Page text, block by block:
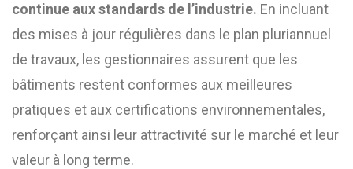
continue aux standards de l’industrie. En incluant
des mises à jour régulières dans le plan pluriannuel
de travaux, les gestionnaires assurent que les
bâtiments restent conformes aux meilleures
pratiques et aux certifications environnementales,
renforçant ainsi leur attractivité sur le marché et leur
valeur à long terme.